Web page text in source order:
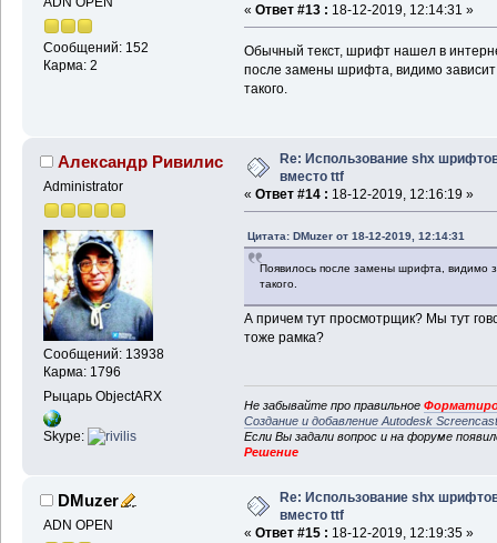
Сообщений: 152
Карма: 2
« Ответ #13 : 18-12-2019, 12:14:31 »
Обычный текст, шрифт нашел в
после замены шрифта, видимо
такого.
Александр Ривилис
Administrator
Сообщений: 13938
Карма: 1796
Рыцарь ObjectARX
Skype:
Re: Использование shx
вместо ttf
« Ответ #14 : 18-12-2019, 12:16:19 »
Цитата: DMuzer от 18-12-2019, 12:14:31
Появилось после замены шрифта, видимо
такого.
А причем тут просмотрщик? Мы тут
тоже рамка?
Не забывайте про правильное
Создание и добавление Autodesk
Если Вы задали вопрос и на форуме
Решение
DMuzer
ADN OPEN
Re: Использование shx
вместо ttf
« Ответ #15 : 18-12-2019, 12:19:35 »